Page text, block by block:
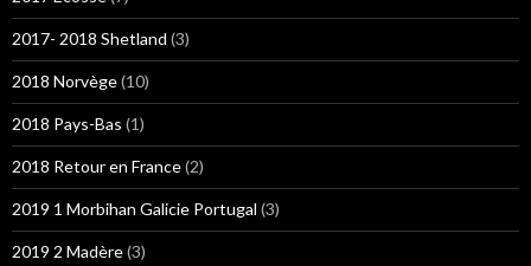
2017- 2018 Shetland (3)
2018 Norvège(10)
2018 Pays-Bas (1)
2018 Retour en France(2)
2019 1 Morbihan Galicie Portugal (3)
2019 2 Madère(3)